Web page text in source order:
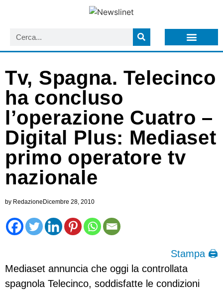
Tv, Spagna. Telecinco
ha concluso
l’operazione Cuatro –
Digital Plus: Mediaset
primo operatore tv
nazionale
by RedazioneDicembre 28, 2010
Stampa 🖨
Mediaset annuncia che oggi la controllata
spagnola Telecinco, soddisfatte le condizioni